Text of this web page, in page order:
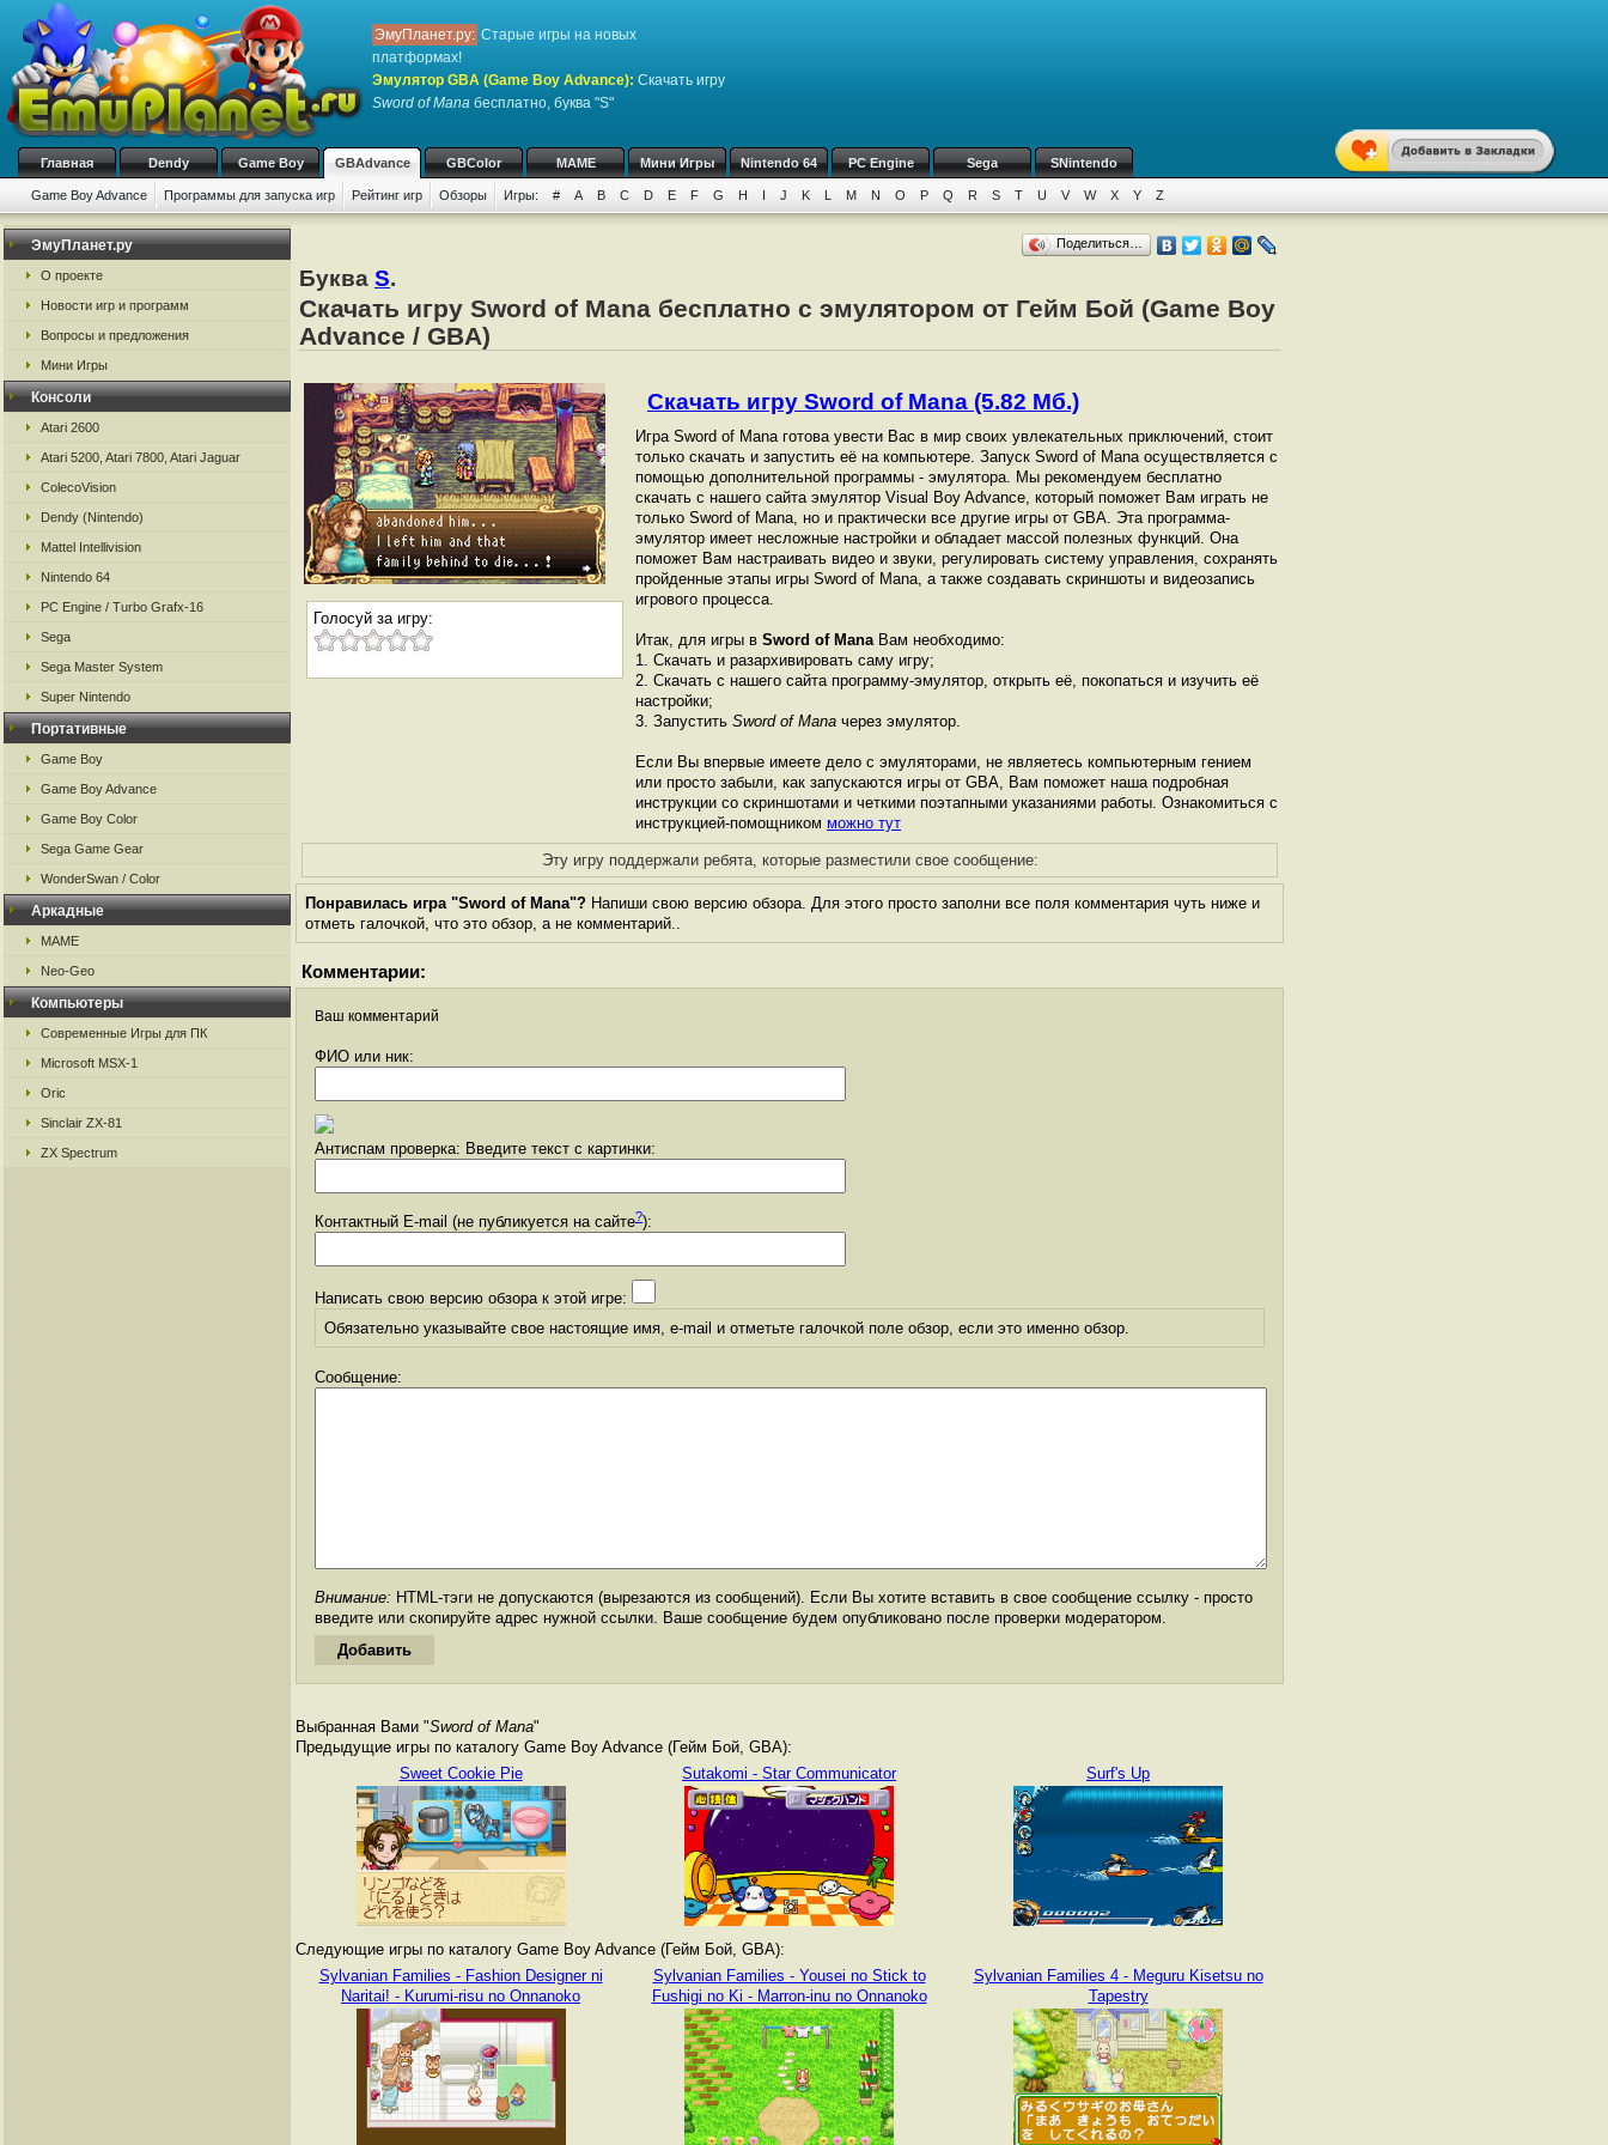
ЭмуПланет.ру: Старые игры на новых
платформах!
Эмулятор GBA (Game Boy Advance): Скачать игру
Sword of Mana бесплатно, буква "S"
Главная Dendy Game Boy GBAdvance GBColor MAME Мини Игры Nintendo 64 PC Engine Sega SNintendo
Game Boy Advance Программы для запуска игр Рейтинг игр Обзоры Игры: # A B C D E F G H I J K L M N O P Q R S T U V W X Y Z
ЭмуПланет.ру
О проекте
Новости игр и программ
Вопросы и предложения
Мини Игры
Консоли
Atari 2600
Atari 5200, Atari 7800, Atari Jaguar
ColecoVision
Dendy (Nintendo)
Mattel Intellivision
Nintendo 64
PC Engine / Turbo Grafx-16
Sega
Sega Master System
Super Nintendo
Портативные
Game Boy
Game Boy Advance
Game Boy Color
Sega Game Gear
WonderSwan / Color
Аркадные
MAME
Neo-Geo
Компьютеры
Современные Игры для ПК
Microsoft MSX-1
Oric
Sinclair ZX-81
ZX Spectrum
Поделиться…
Буква S.
Скачать игру Sword of Mana бесплатно с эмулятором от Гейм Бой (Game Boy
Advance / GBA)
Голосуй за игру:
Скачать игру Sword of Mana (5.82 Мб.)
Игра Sword of Mana готова увести Вас в мир своих увлекательных приключений, стоит
только скачать и запустить её на компьютере. Запуск Sword of Mana осуществляется с
помощью дополнительной программы - эмулятора. Мы рекомендуем бесплатно
скачать с нашего сайта эмулятор Visual Boy Advance, который поможет Вам играть не
только Sword of Mana, но и практически все другие игры от GBА. Эта программа-
эмулятор имеет несложные настройки и обладает массой полезных функций. Она
поможет Вам настраивать видео и звуки, регулировать систему управления, сохранять
пройденные этапы игры Sword of Mana, а также создавать скриншоты и видеозапись
игрового процесса.
Итак, для игры в Sword of ManaВам необходимо:
1. Скачать и разархивировать саму игру;
2. Скачать с нашего сайта программу-эмулятор, открыть её, покопаться и изучить её
настройки;
3. Запустить Sword of Mana через эмулятор.
Если Вы впервые имеете дело с эмуляторами, не являетесь компьютерным гением
или просто забыли, как запускаются игры от GBА, Вам поможет наша подробная
инструкции со скриншотами и четкими поэтапными указаниями работы. Ознакомиться с
инструкцией-помощником можно тут
Эту игру поддержали ребята, которые разместили свое сообщение:
Понравилась игра "Sword of Mana"? Напиши свою версию обзора. Для этого просто заполни все поля комментария чуть ниже и
отметь галочкой, что это обзор, а не комментарий..
Комментарии:
Ваш комментарий
ФИО или ник:
Антиспам проверка: Введите текст с картинки:
Контактный E-mail (не публикуется на сайте?):
Написать свою версию обзора к этой игре:
Обязательно указывайте свое настоящие имя, e-mail и отметьте галочкой поле обзор, если это именно обзор.
Сообщение:
Внимание: HTML-тэги не допускаются (вырезаются из сообщений). Если Вы хотите вставить в свое сообщение ссылку - просто
введите или скопируйте адрес нужной ссылки. Ваше сообщение будем опубликовано после проверки модератором.
Выбранная Вами "Sword of Mana"
Предыдущие игры по каталогу Game Boy Advance (Гейм Бой, GBA):
Sweet Cookie Pie
Sutakomi - Star Communicator Surf's Up
Следующие игры по каталогу Game Boy Advance (Гейм Бой, GBA):
Sylvanian Families - Fashion Designer ni
Naritai! - Kurumi-risu no Onnanoko
Sylvanian Families - Yousei no Stick to
Fushigi no Ki - Marron-inu no Onnanoko
Sylvanian Families 4 - Meguru Kisetsu no
Tapestry